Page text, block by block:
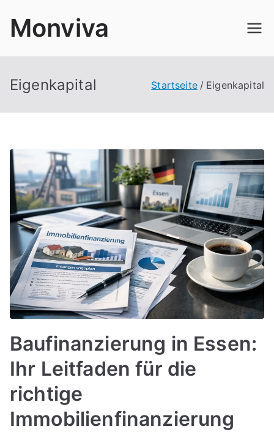
InhaltMonviva
Eigenkapital Startseite Eigenkapital
Baufinanzierung in Essen:
Ihr Leitfaden für die
richtige
Immobilienfinanzierung